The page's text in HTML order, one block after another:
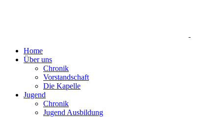
Home
Über uns
Chronik
Vorstandschaft
Die Kapelle
Jugend
Chronik
Jugend Ausbildung